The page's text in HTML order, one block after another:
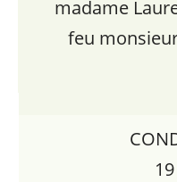
madame
feu